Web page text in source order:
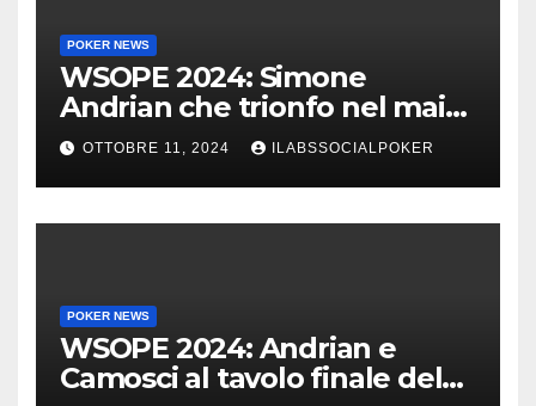
POKER NEWS
WSOPE 2024: Simone
Andrian che trionfo nel main
event al King’s
OTTOBRE 11, 2024 ILABSSOCIALPOKER
POKER NEWS
WSOPE 2024: Andrian e
Camosci al tavolo finale del